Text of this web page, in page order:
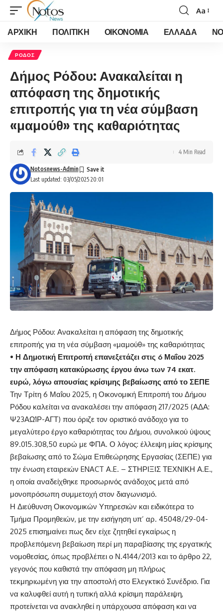
Font
Resizer
Aa
ΑΡΧΙΚΗ ΠΟΛΙΤΙΚΗ ΟΙΚΟΝΟΜΙΑ ΕΛΛΑΔΑ
ΡΟΔΟΣ
Δήμος Ρόδου: Ανακαλείται η
απόφαση της δημοτικής
επιτροπής για τη νέα σύμβαση
«μαμούθ» της καθαριότητας
Last updated: 03/05/2025 20:01
Notosnews-Admin
4 Min Read
Δήμος Ρόδου: Ανακαλείται η απόφαση της δημοτικής
επιτροπής για τη νέα σύμβαση «μαμούθ» της καθαριότητας
• Η Δημοτική Επιτροπή επανεξετάζει στις 6 Μαΐου 2025
την απόφαση κατακύρωσης έργου άνω των 74 εκατ.
ευρώ, λόγω απουσίας κρίσιμης βεβαίωσης από το ΣΕΠΕ
Την Τρίτη 6 Μαΐου 2025, η Οικονομική Επιτροπή του Δήμου
Ρόδου καλείται να ανακαλέσει την απόφαση 217/2025 (ΑΔΑ:
Ψ23ΑΩ1Ρ-ΑΓΤ) που όριζε τον οριστικό ανάδοχο για το
μεγαλύτερο έργο καθαριότητας του Δήμου, συνολικού ύψους
89.015.308,50 ευρώ με ΦΠΑ. Ο λόγος: έλλειψη μίας κρίσιμης
βεβαίωσης από το Σώμα Επιθεώρησης Εργασίας (ΣΕΠΕ) για
την ένωση εταιρειών ENACT A.E. – ΣΤΗΡΙΞΙΣ ΤΕΧΝΙΚΗ Α.Ε.,
η οποία αναδείχθηκε προσωρινός ανάδοχος μετά από
μονοπρόσωπη συμμετοχή στον διαγωνισμό.
Η Διεύθυνση Οικονομικών Υπηρεσιών και ειδικότερα το
Τμήμα Προμηθειών, με την εισήγηση υπ’ αρ. 45048/29-04-
2025 επισημαίνει πως δεν είχε ζητηθεί εγκαίρως η
προβλεπόμενη βεβαίωση περί μη παραβίασης της εργατικής
νομοθεσίας, όπως προβλέπει ο Ν.4144/2013 και το άρθρο 22,
γεγονός που καθιστά την απόφαση μη πλήρως
τεκμηριωμένη για την αποστολή στο Ελεγκτικό Συνέδριο. Για
να καλυφθεί αυτή η τυπική αλλά κρίσιμη παράλειψη,
προτείνεται να ανακληθεί η υπάρχουσα απόφαση και να